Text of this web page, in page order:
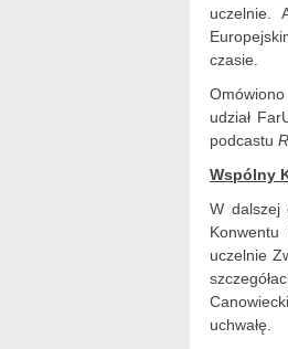
uczelnie.
czasie.
udział
podcastu
Wspólny
W dalszej
Konwentu
uczelnie
uchwałę.